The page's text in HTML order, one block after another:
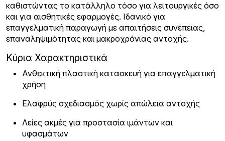
καθιστώντας το κατάλληλο τόσο για λειτουργικές όσο
και για αισθητικές εφαρμογές. Ιδανικό για
επαγγελματική παραγωγή με απαιτήσεις συνέπειας,
επαναληψιμότητας και μακροχρόνιας αντοχής.
Κύρια Χαρακτηριστικά
Ανθεκτική πλαστική κατασκευή για επαγγελματική
χρήση
Ελαφρύς σχεδιασμός χωρίς απώλεια αντοχής
Λείες ακμές για προστασία ιμάντων και
υφασμάτων